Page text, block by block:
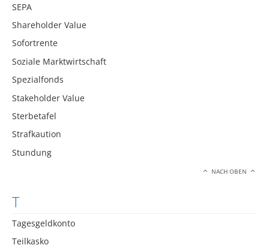
SEPA
Shareholder Value
Sofortrente
Soziale Marktwirtschaft
Spezialfonds
Stakeholder Value
Sterbetafel
Strafkaution
Stundung
NACH OBEN
T
Tagesgeldkonto
Teilkasko